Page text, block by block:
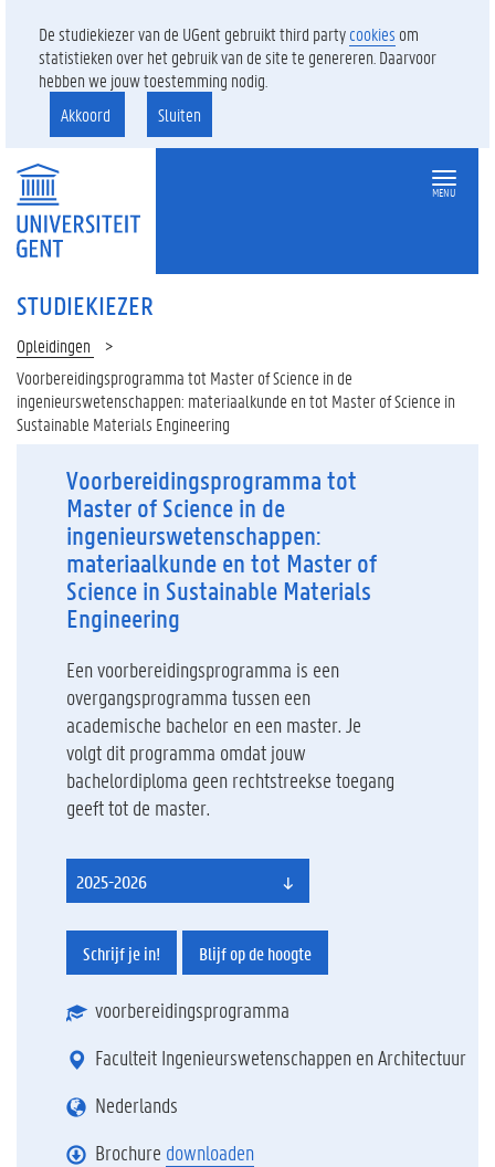
De studiekiezer van de UGent gebruikt third partycookies om
statistieken over het gebruik van de site te genereren. Daarvoor
hebben we jouw toestemming nodig.
Akkoord
Sluiten
MENU
STUDIEKIEZER
Opleidingen
Voorbereidingsprogramma tot Master of Science in de
ingenieurswetenschappen: materiaalkunde en tot Master of Science in
Sustainable Materials Engineering
Voorbereidingsprogramma tot
Master of Science in de
ingenieurswetenschappen:
materiaalkunde en tot Master of
Science in Sustainable Materials
Engineering
Een voorbereidingsprogramma is een
overgangsprogramma tussen een
academische bachelor en een master. Je
volgt dit programma omdat jouw
bachelordiploma geen rechtstreekse toegang
geeft tot de master.
2025-2026
Schrijf je in! Blijf op de hoogte
voorbereidingsprogramma
Faculteit Ingenieurswetenschappen en Architectuur
Nederlands
Brochure downloaden